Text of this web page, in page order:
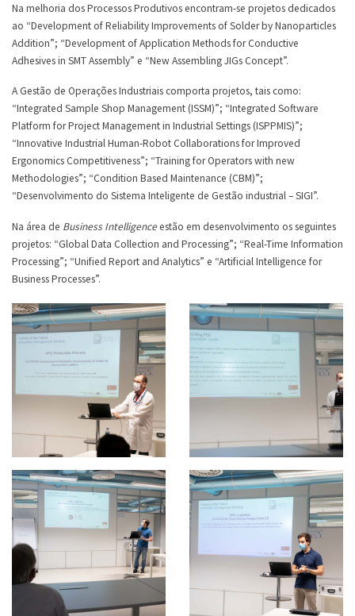
Na melhoria dos Processos Produtivos encontram-se projetos dedicados
ao “Development of Reliability Improvements of Solder by Nanoparticles
Addition”; “Development of Application Methods for Conductive
Adhesives in SMT Assembly” e “New Assembling JIGs Concept”.
A Gestão de Operações Industriais comporta projetos, tais como:
“Integrated Sample Shop Management (ISSM)”; “Integrated Software
Platform for Project Management in Industrial Settings (ISPPMIS)”;
“Innovative Industrial Human-Robot Collaborations for Improved
Ergonomics Competitiveness”; “Training for Operators with new
Methodologies”; “Condition Based Maintenance (CBM)”;
“Desenvolvimento do Sistema Inteligente de Gestão industrial – SIGI”.
Na área de Business Intelligenceestão em desenvolvimento os seguintes
projetos: “Global Data Collection and Processing”; “Real-Time Information
Processing”; “Unified Report and Analytics” e “Artificial Intelligence for
Business Processes”.